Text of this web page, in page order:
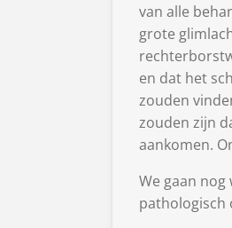
van alle
grote
en dat het
zouden
zouden zijn
aankomen.
We gaan
pathologisch